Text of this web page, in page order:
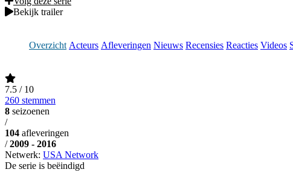
Bekijk trailer
Overzicht Acteurs Afleveringen Nieuws Recensies Reacties Videos
7.5 / 10
260 stemmen
8 seizoenen
/
104 afleveringen
/ 2009 - 2016
Netwerk: USA Network
De serie is beëindigd